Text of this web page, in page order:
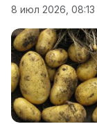
8 июл 2026, 08:13